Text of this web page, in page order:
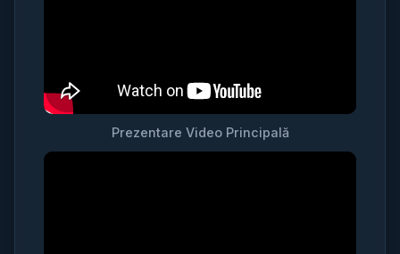
Prezentare Video Principală